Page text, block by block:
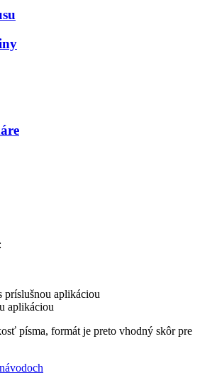
príslušnou aplikáciou
aplikáciou
písma, formát je preto vhodný skôr pre